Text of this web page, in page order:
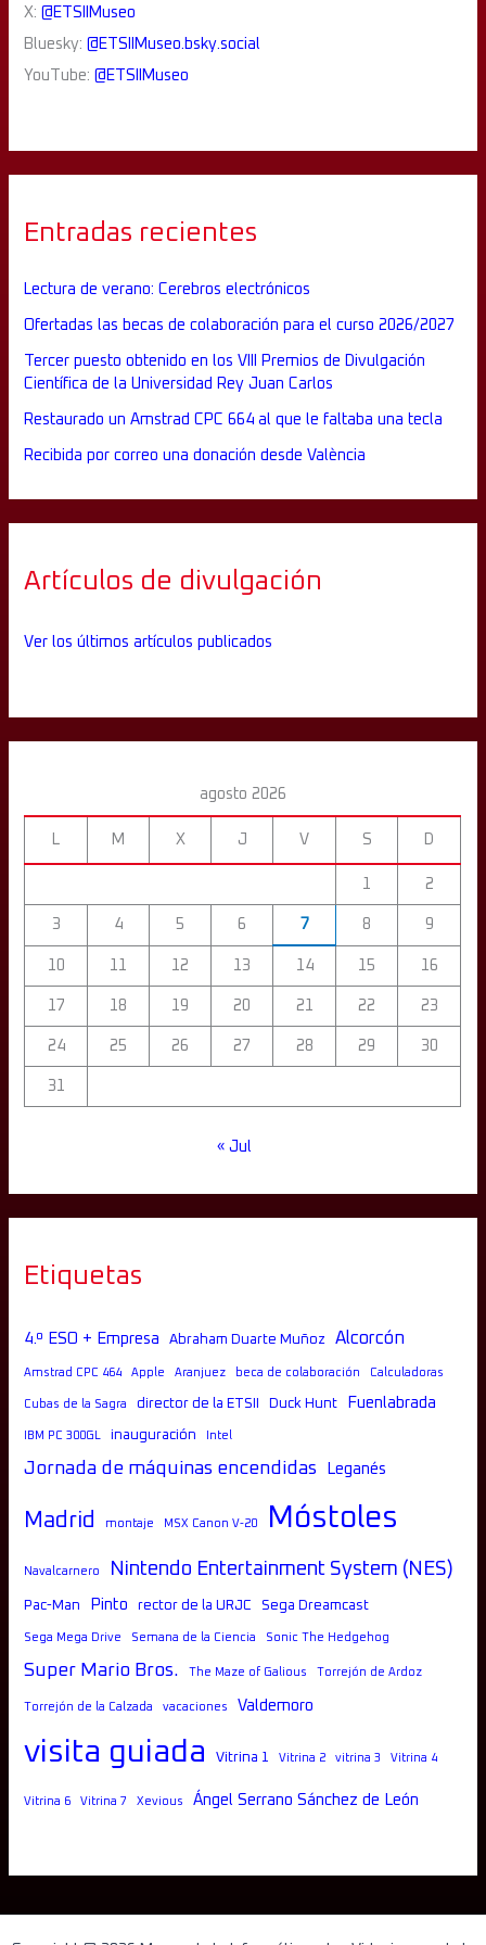
X:@ETSIIMuseo
Bluesky:@ETSIIMuseo.bsky.social
YouTube:@ETSIIMuseo
Entradas recientes
Lectura de verano: Cerebros electrónicos
Ofertadas las becas de colaboración para el curso 2026/2027
Tercer puesto obtenido en los VIII Premios de Divulgación
Científica de la Universidad Rey Juan Carlos
Restaurado un Amstrad CPC 664 al que le faltaba una tecla
Recibida por correo una donación desde València
Artículos de divulgación
Ver los últimos artículos publicados
agosto 2026
M X J V S D
2
3 4 5 6 7 8 9
10 12 13 14 15 16
17 18 19 20 21 22 23
24 25 26 27 28 29 30
31
« Jul
Etiquetas
4.º ESO + Empresa Abraham Duarte Muñoz Alcorcón
Amstrad CPC 464 Apple Aranjuez beca de colaboración Calculadoras
Cubas de la Sagra director de la ETSII Duck Hunt Fuenlabrada
IBM PC 300GL inauguración Intel
Jornada de máquinas encendidas Leganés
Madrid montaje MSX Canon V-20 Móstoles
Navalcarnero Nintendo Entertainment System (NES)
Pac-Man Pinto rector de la URJC Sega Dreamcast
Sega Mega Drive Semana de la Ciencia Sonic The Hedgehog
Super Mario Bros. The Maze of Galious Torrejón de Ardoz
Torrejón de la Calzada vacaciones Valdemoro
visita guiada Vitrina 1 Vitrina 2 vitrina 3 Vitrina 4
Vitrina 6 Vitrina 7 Xevious Ángel Serrano Sánchez de León